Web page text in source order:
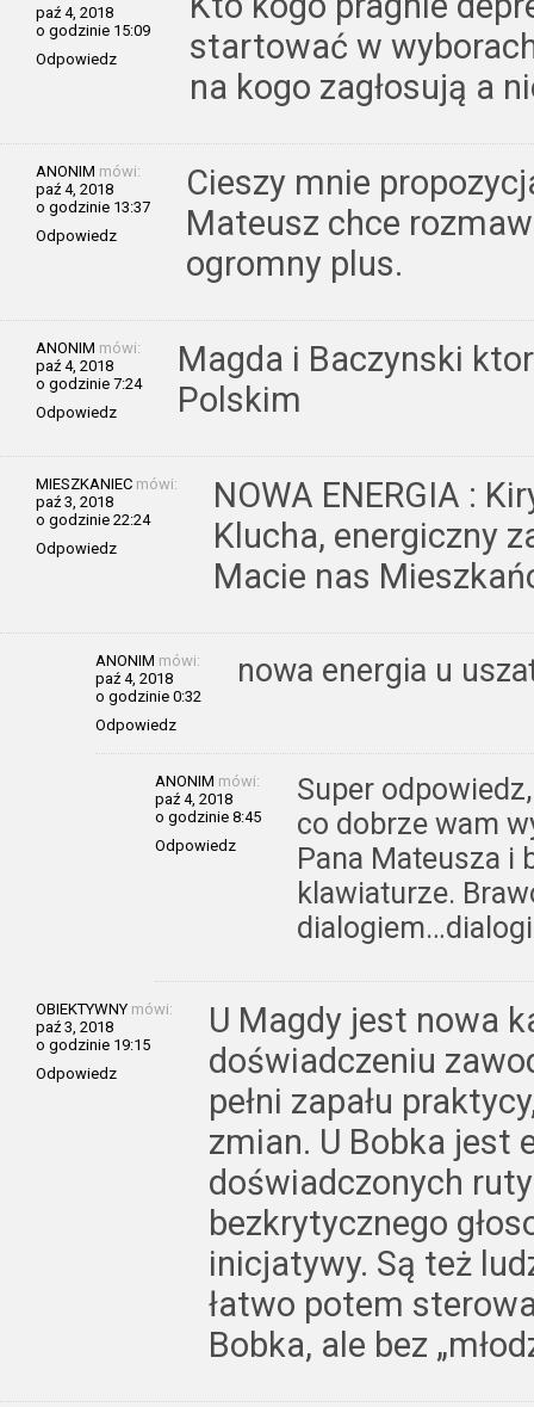
paź 4, 2018
o godzinie 15:09
Odpowiedz
startować w
na kogo zagłosują a
ANONIM mówi:
paź 4, 2018
o godzinie 13:37
Odpowiedz
Cieszy mnie
Mateusz chce
ogromny plus.
ANONIM mówi:
paź 4, 2018
o godzinie 7:24
Odpowiedz
Magda i Baczynski
Polskim
MIESZKANIEC mówi:
paź 3, 2018
o godzinie 22:24
Odpowiedz
NOWA ENERGIA :
Klucha, energiczny
Macie nas
ANONIM mówi:
paź 4, 2018
o godzinie 0:32
Odpowiedz
nowa energia u
ANONIM mówi:
paź 4, 2018
o godzinie 8:45
Odpowiedz
Super
co dobrze wam
Pana Mateusza i
klawiaturze.
OBIEKTYWNY mówi:
paź 3, 2018
o godzinie 19:15
Odpowiedz
U Magdy jest nowa
doświadczeniu
pełni zapału
zmian. U Bobka jest
doświadczonych
bezkrytycznego
inicjatywy. Są też
łatwo potem
Bobka, ale bez